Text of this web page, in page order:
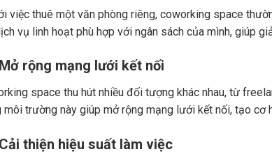
việc thuê một văn phòng riêng, coworking space
vụ linh hoạt phù hợp với ngân sách của mình, giúp
rộng mạng lưới kết nối
space thu hút nhiều đối tượng khác nhau, từ
môi trường này giúp mở rộng mạng lưới kết nối, tạo cơ
thiện hiệu suất làm việc